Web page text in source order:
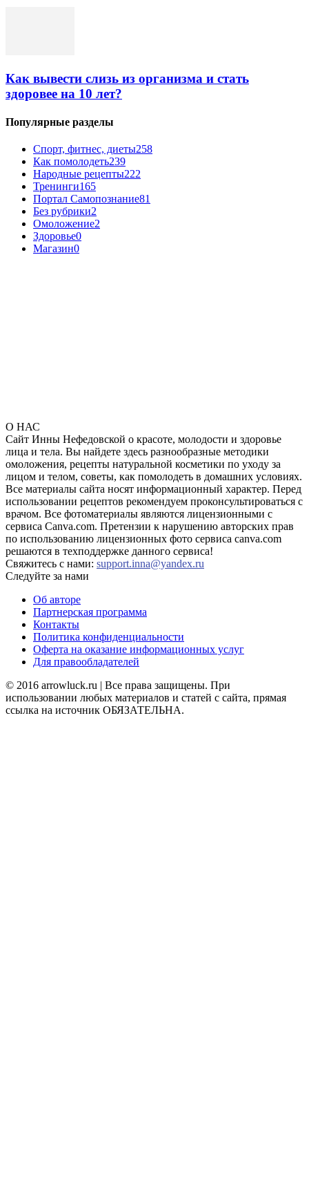
Как вывести слизь из организма и стать
здоровее на 10 лет?
Популярные разделы
Спорт, фитнес, диеты258
Как помолодеть239
Народные рецепты222
Тренинги165
Портал Самопознание81
Без рубрики2
Омоложение2
Здоровье0
Магазин0
О НАС
Сайт Инны Нефедовской о красоте, молодости и здоровье
лица и тела. Вы найдете здесь разнообразные методики
омоложения, рецепты натуральной косметики по уходу за
лицом и телом, советы, как помолодеть в домашних условиях.
Все материалы сайта носят информационный характер. Перед
использовании рецептов рекомендуем проконсультироваться с
врачом. Все фотоматериалы являются лицензионными с
сервиса Canva.com. Претензии к нарушению авторских прав
по использованию лицензионных фото сервиса canva.com
решаются в техподдержке данного сервиса!
Свяжитесь с нами: support.inna@yandex.ru
Следуйте за нами
Об авторе
Партнерская программа
Контакты
Политика конфиденциальности
Оферта на оказание информационных услуг
Для правообладателей
© 2016 arrowluck.ru | Все права защищены. При
использовании любых материалов и статей с сайта, прямая
ссылка на источник ОБЯЗАТЕЛЬНА.